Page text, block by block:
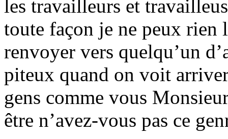
les travailleurs et
toute façon je ne peux rien
renvoyer vers quelqu’un
piteux quand on voit
gens comme vous
être n’avez-vous pas ce